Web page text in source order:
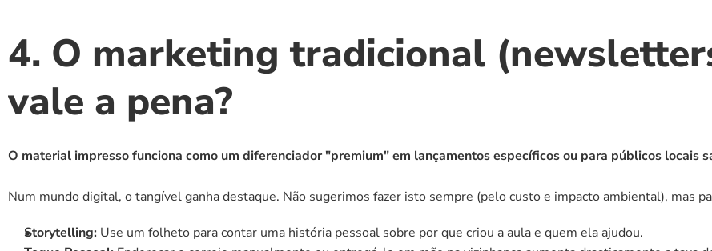
4. O marketing tradicional
vale a pena?
O material impresso funciona como um diferenciador "premium" em lançamentos específicos ou para públicos locais
Num mundo digital, o tangível ganha destaque. Não sugerimos fazer isto sempre (pelo custo e impacto ambiental), mas
Storytelling: Use um folheto para contar uma história pessoal sobre por que criou a aula e quem ela ajudou.